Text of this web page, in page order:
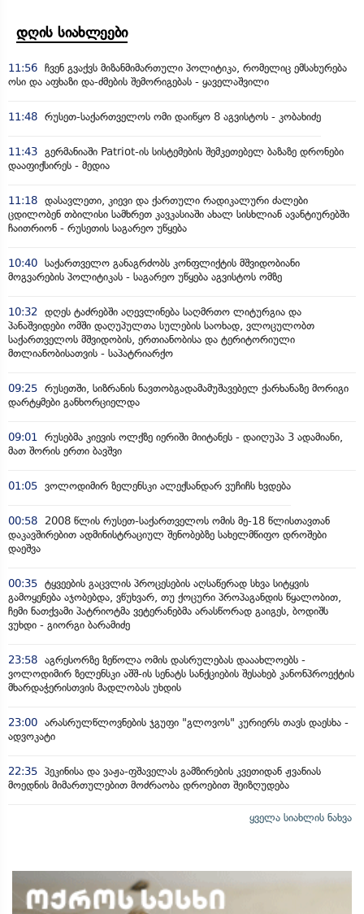
დღის სიახლეები
11:56 ჩვენ გვაქვს მიზანმიმართული პოლიტიკა, რომელიც ემსახურება
ოსი და აფხაზი და-ძმების შემორიგებას - ყაველაშვილი
11:48 რუსეთ-საქართველოს ომი დაიწყო 8 აგვისტოს - კობახიძე
11:43 გერმანიაში Patriot-ის სისტემების შემკეთებელ ბაზაზე დრონები
დააფიქსირეს - მედია
11:18 დასავლეთი, კიევი და ქართული რადიკალური ძალები
ცდილობენ თბილისი სამხრეთ კავკასიაში ახალ სისხლიან ავანტიურებში
ჩაითრიონ - რუსეთის საგარეო უწყება
10:40 საქართველო განაგრძობს კონფლიქტის მშვიდობიანი
მოგვარების პოლიტიკას - საგარეო უწყება აგვისტოს ომზე
10:32
დღეს ტაძრებში აღევლინება საღმრთო ლიტურგია და
პანაშვიდები ომში დაღუპულთა სულების საოხად, ვლოცულობთ
საქართველოს მშვიდობის, ერთიანობისა და ტერიტორიული
მთლიანობისათვის - საპატრიარქო
09:25 რუსეთში, სიზრანის ნავთობგადამამუშავებელ ქარხანაზე მორიგი
დარტყმები განხორციელდა
09:01
რუსებმა კიევის ოლქზე იერიში მიიტანეს - დაიღუპა 3 ადამიანი,
მათ შორის ერთი ბავშვი
01:05 ვოლოდიმირ ზელენსკი ალექსანდარ ვუჩიჩს ხვდება
00:58
2008 წლის რუსეთ-საქართველოს ომის მე-18 წლისთავთან
დაკავშირებით ადმინისტრაციულ შენობებზე სახელმწიფო დროშები
დაეშვა
00:35 ტყვეების გაცვლის პროცესების აღსაწერად სხვა სიტყვის
გამოყენება აჯობებდა, ვწუხვარ, თუ ქოცური პროპაგანდის წყალობით,
ჩემი ნათქვამი პატრიოტმა ვეტერანებმა არასწორად გაიგეს, ბოდიშს
ვუხდი - გიორგი ბარამიძე
23:58 აგრესორზე ზეწოლა ომის დასრულებას დააახლოებს -
ვოლოდიმირ ზელენსკი აშშ-ის სენატს სანქციების შესახებ კანონპროექტის
მხარდაჭერისთვის მადლობას უხდის
23:00 არასრულწლოვნების ჯგუფი "გლოვოს" კურიერს თავს დაესხა -
ადვოკატი
22:35 პეკინისა და ვაჟა-ფშაველას გამზირების კვეთიდან ჟვანიას
მოედნის მიმართულებით მოძრაობა დროებით შეიზღუდება
ყველა სიახლის ნახვა